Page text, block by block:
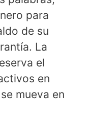
para
de su
La
el
en
mueva en